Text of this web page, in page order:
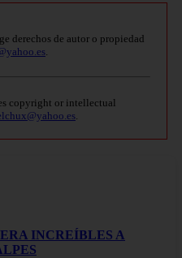
derechos de autor o propiedad
copyright or intellectual
INCREÍBLES A